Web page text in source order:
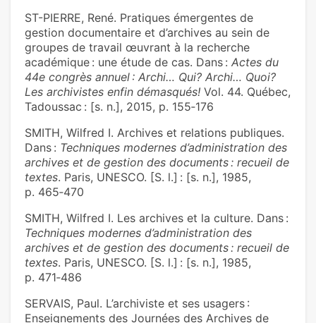
ST-PIERRE, René. Pratiques émergentes de
gestion documentaire et d’archives au sein de
groupes de travail œuvrant à la recherche
académique : une étude de cas. Dans : Actes du
44e congrès annuel : Archi… Qui? Archi… Quoi?
Les archivistes enfin démasqués! Vol. 44. Québec,
Tadoussac : [s. n.], 2015, p. 155‑176
SMITH, Wilfred I. Archives et relations publiques.
Dans : Techniques modernes d’administration des
archives et de gestion des documents : recueil de
textes. Paris, UNESCO. [S. l.] : [s. n.], 1985,
p. 465‑470
SMITH, Wilfred I. Les archives et la culture. Dans :
Techniques modernes d’administration des
archives et de gestion des documents : recueil de
textes. Paris, UNESCO. [S. l.] : [s. n.], 1985,
p. 471‑486
SERVAIS, Paul. L’archiviste et ses usagers :
Enseignements des Journées des Archives de